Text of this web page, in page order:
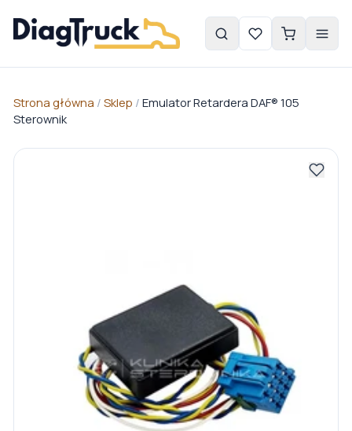
Strona główna / Sklep / Emulator Retardera DAF® 105
Sterownik